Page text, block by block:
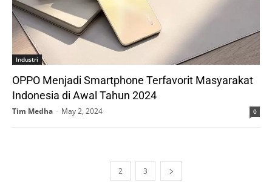
Industri
OPPO Menjadi Smartphone Terfavorit Masyarakat
Indonesia di Awal Tahun 2024
Tim Medha - May 2, 2024 0
2 3